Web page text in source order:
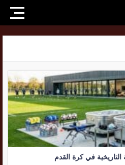
التاريخية في كرة القدم